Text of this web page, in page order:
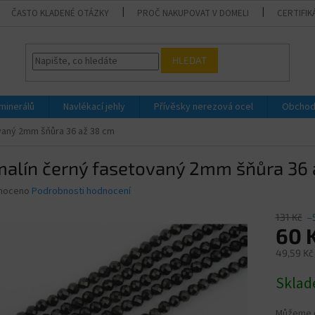
ČASTO KLADENÉ OTÁZKY PROČ NAKUPOVAT V DOMELI
HLEDAT
Navlékací jehly Přívěsky nerezová ocel
2mm šňůra 36 až 38 cm
černý fasetovaný 2mm šňůra 36
Podrobnosti hodnocení
131 Kč
60
49,59
cena: